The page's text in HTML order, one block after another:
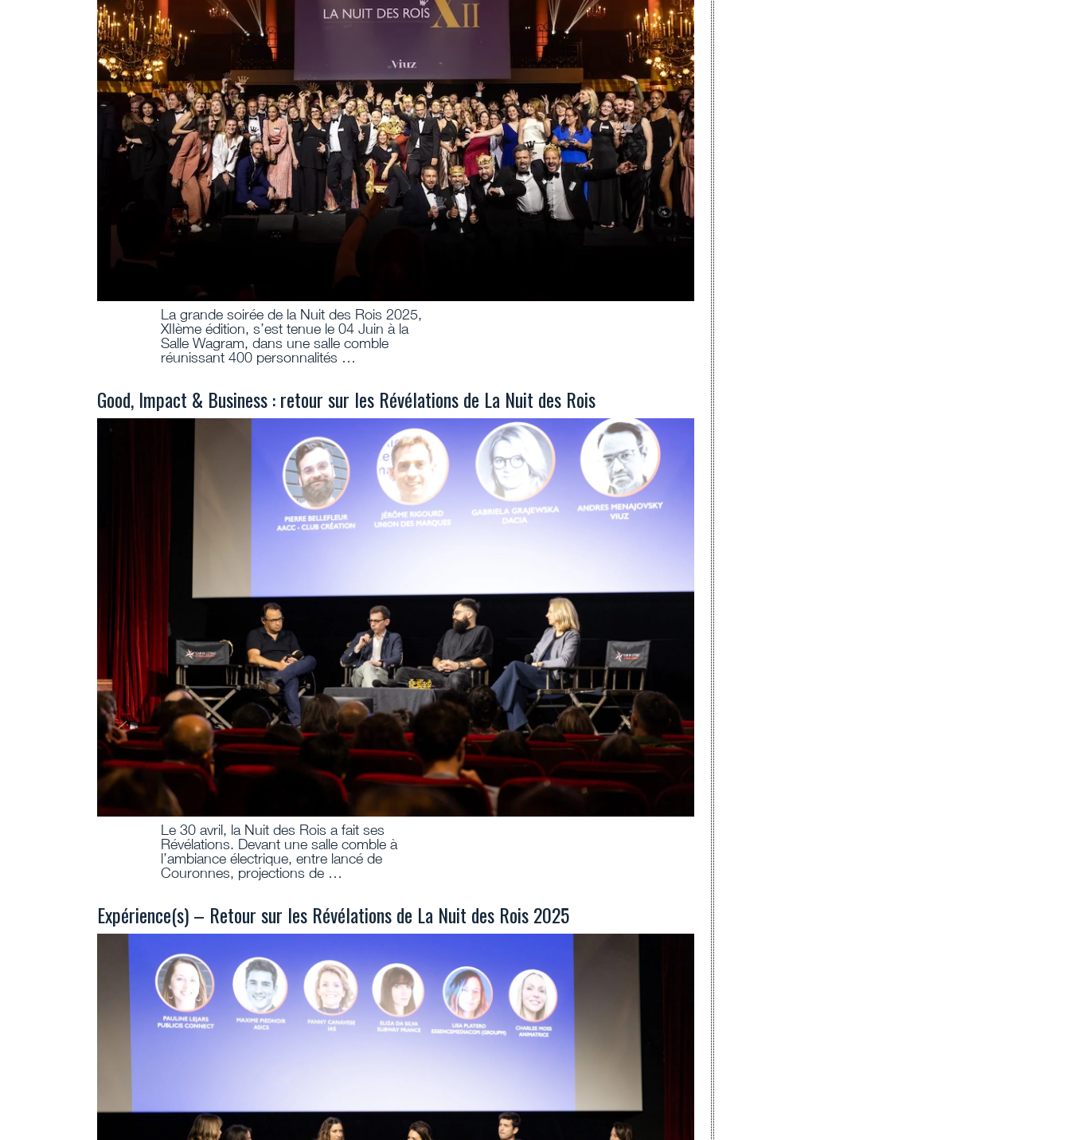
La grande soirée de la Nuit des Rois 2025,
XIIème édition, s’est tenue le 04 Juin à la
Salle Wagram, dans une salle comble
réunissant 400 personnalités …
Good, Impact & Business : retour sur les Révélations de La Nuit des Rois
Le 30 avril, la Nuit des Rois a fait ses
Révélations. Devant une salle comble à
l’ambiance électrique, entre lancé de
Couronnes, projections de …
Expérience(s) – Retour sur les Révélations de La Nuit des Rois 2025